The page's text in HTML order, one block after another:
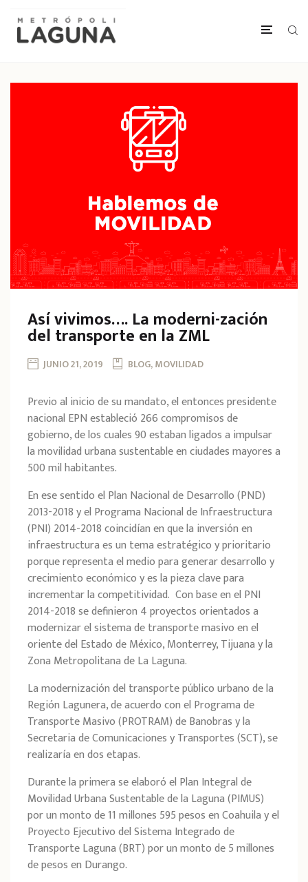
Así vivimos…. La moderni-zación
del transporte en la ZML
JUNIO 21, 2019 BLOG, MOVILIDAD
Previo al inicio de su mandato, el entonces presidente
nacional EPN estableció 266 compromisos de
gobierno, de los cuales 90 estaban ligados a impulsar
la movilidad urbana sustentable en ciudades mayores a
500 mil habitantes.
En ese sentido el Plan Nacional de Desarrollo (PND)
2013-2018 y el Programa Nacional de Infraestructura
(PNI) 2014-2018 coincidían en que la inversión en
infraestructura es un tema estratégico y prioritario
porque representa el medio para generar desarrollo y
crecimiento económico y es la pieza clave para
incrementar la competitividad. Con base en el PNI
2014-2018 se definieron 4 proyectos orientados a
modernizar el sistema de transporte masivo en el
oriente del Estado de México, Monterrey, Tijuana y la
Zona Metropolitana de La Laguna.
La modernización del transporte público urbano de la
Región Lagunera, de acuerdo con el Programa de
Transporte Masivo (PROTRAM) de Banobras y la
Secretaria de Comunicaciones y Transportes (SCT), se
realizaría en dos etapas.
Durante la primera se elaboró el Plan Integral de
Movilidad Urbana Sustentable de la Laguna (PIMUS)
por un monto de 11 millones 595 pesos en Coahuila y el
Proyecto Ejecutivo del Sistema Integrado de
Transporte Laguna (BRT) por un monto de 5 millones
de pesos en Durango.